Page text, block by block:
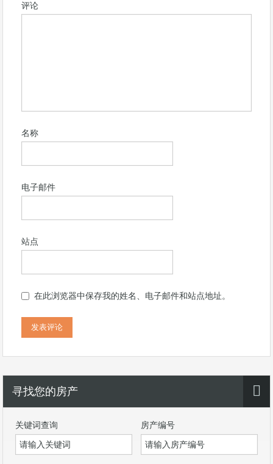
评论
名称
电子邮件
站点
在此浏览器中保存我的姓名、电子邮件和站点地址。
寻找您的房产
关键词查询 房产编号